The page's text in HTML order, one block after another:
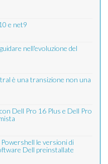
e net9
nell'evoluzione del
è una transizione non una
Dell Pro 16 Plus e Dell Pro
le versioni di
Dell preinstallate